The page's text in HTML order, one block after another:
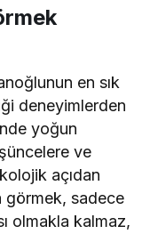
en sık
deneyimlerden
yoğun
ve
açıdan
görmek, sadece
olmakla kalmaz,